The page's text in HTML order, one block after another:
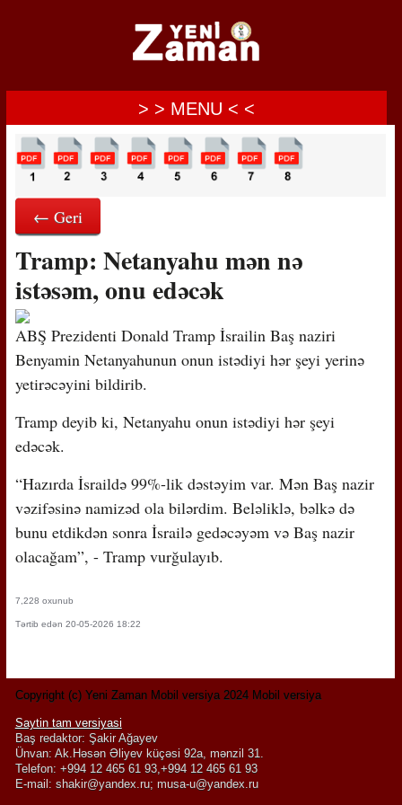
> > MENU < <
← Geri
Tramp: Netanyahu mən nə
istəsəm, onu edəcək
ABŞ Prezidenti Donald Tramp İsrailin Baş naziri
Benyamin Netanyahunun onun istədiyi hər şeyi yerinə
yetirəcəyini bildirib.
Tramp deyib ki, Netanyahu onun istədiyi hər şeyi
edəcək.
“Hazırda İsraildə 99%-lik dəstəyim var. Mən Baş nazir
vəzifəsinə namizəd ola bilərdim. Beləliklə, bəlkə də
bunu etdikdən sonra İsrailə gedəcəyəm və Baş nazir
olacağam”, - Tramp vurğulayıb.
7,228 oxunub
Tərtib edən 20-05-2026 18:22
Copyright (c) Yeni Zaman Mobil versiya 2024 Mobil versiya
Saytin tam versiyasi
Baş redaktor: Şakir Ağayev
Ünvan: Ak.Həsən Əliyev küçəsi 92a, mənzil 31.
Telefon: +994 12 465 61 93,+994 12 465 61 93
E-mail: shakir@yandex.ru; musa-u@yandex.ru